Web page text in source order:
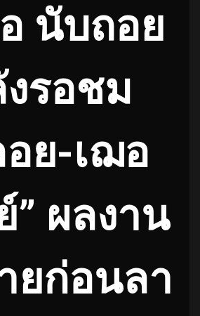
นับถอย
รอชม
อย-เฌอ
” ผลงาน
ยก่อนลา